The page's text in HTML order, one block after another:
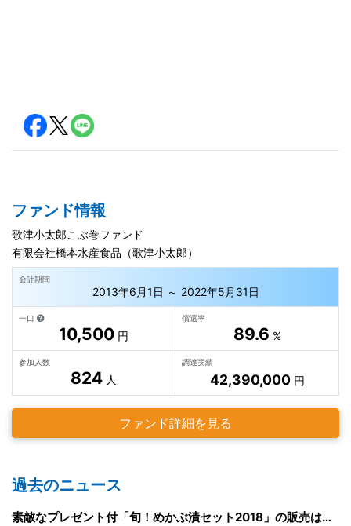
ファンド情報
歌津小太郎こぶ巻ファンド
有限会社橋本水産食品（歌津小太郎）
会計期間
2013年6月1日 ～ 2022年5月31日
一口
10,500 円
償還率
89.6 %
参加人数
824 人
調達実績
42,390,000円
ファンド詳細を見る
過去のニュース
素敵なプレゼント付「旬！めかぶ漬セット2018」の販売は本日まで